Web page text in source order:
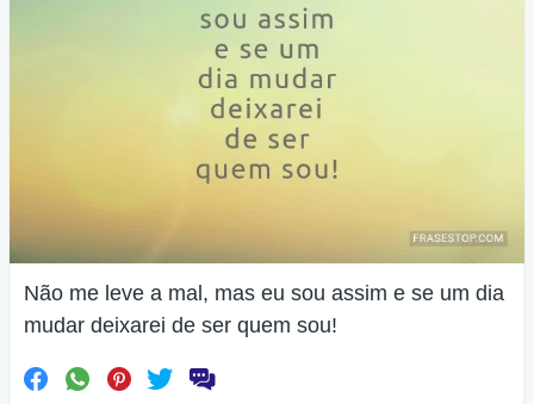
Não me leve a mal, mas eu sou assim e se um dia
mudar deixarei de ser quem sou!